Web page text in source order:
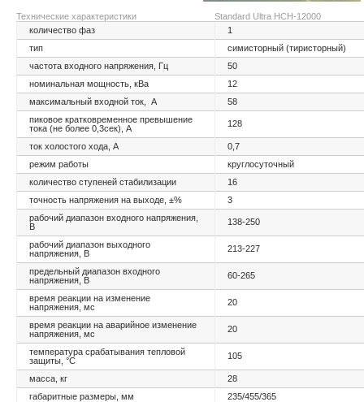
Технические характеристики
Standard Ultra НСН-12000
количество фаз
1
тип
симисторный (тиристорный)
частота входного напряжения, Гц
50
номинальная мощность, кВа
12
максимальный входной ток, А
58
пиковое кратковременное превышение
тока (не более 0,3сек), А
128
ток холостого хода, А
0,7
режим работы
круглосуточный
количество ступеней стабилизации
16
точность напряжения на выходе, ±%
3
рабочий диапазон входного напряжения,
В
138-250
рабочий диапазон выходного
напряжения, В
213-227
предельный диапазон входного
напряжения, В
60-265
время реакции на изменение
напряжения, мс
20
время реакции на аварийное изменение
напряжения, мс
20
температура срабатывания тепловой
защиты, °C 105
масса, кг
28
габаритные размеры, мм
235/455/365